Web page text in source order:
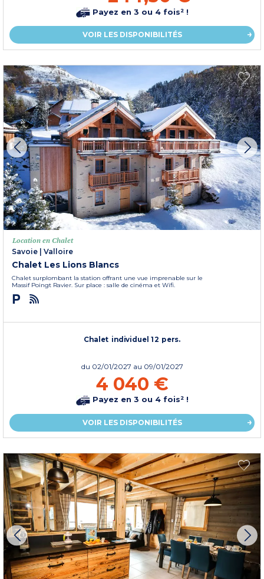
Payez en 3 ou 4 fois² !
VOIR LES DISPONIBILITÉS
Location en Chalet
Savoie | Valloire
Chalet Les Lions Blancs
Chalet surplombant la station offrant une vue imprenable sur le
Massif Poingt Ravier. Sur place : salle de cinéma et Wifi.
Chalet individuel 12 pers.
du 02/01/2027 au 09/01/2027
4 040 €
Payez en 3 ou 4 fois² !
VOIR LES DISPONIBILITÉS